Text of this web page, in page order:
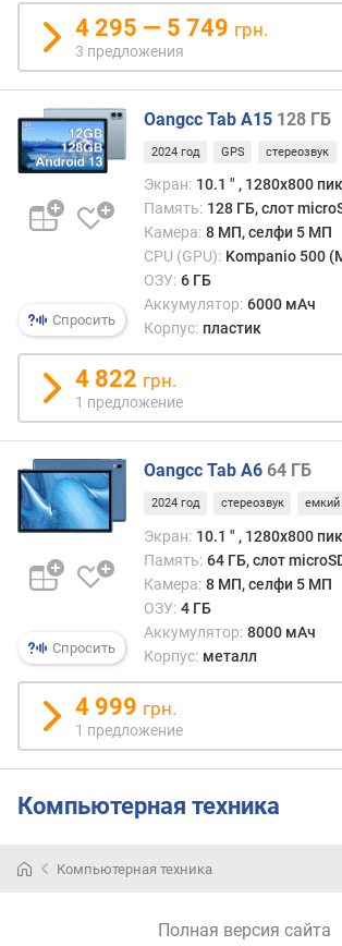
о
с
о
т
д
ш
к
д
о
р
о
г
и
м
о
т
д
о
г
х
д
ш
ы
4 295 — 5 749 грн.
3 предложения
Спросить
Oangcc Tab A15 128 ГБ
2024 год GPS стереозвук
Экран: 10.1 ″ , 1280x800
Память: 128 ГБ, слот
Камера: 8 МП, селфи 5 МП
CPU (GPU): Kompanio 500
ОЗУ: 6 ГБ
Аккумулятор: 6000 мАч
Корпус: пластик
4 822 грн.
1 предложение
Спросить
Oangcc Tab A6 64 ГБ
2024 год стереозвук емкий
Экран: 10.1 ″ , 1280x800
Память: 64 ГБ, слот
Камера: 8 МП, селфи 5 МП
ОЗУ: 4 ГБ
Аккумулятор: 8000 мАч
Корпус: металл
4 999 грн.
1 предложение
Компьютерная техника
Компьютерная техника
Полная версия сайта